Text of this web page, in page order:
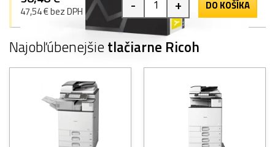
47,54 € bez DPH - + DO KOŠÍKA
Najobľúbenejšietlačiarne Ricoh